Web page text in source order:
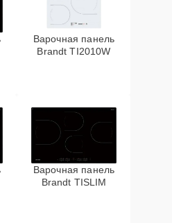
Варочная панель
Brandt TI2010W
Варочная панель
Brandt TISLIM